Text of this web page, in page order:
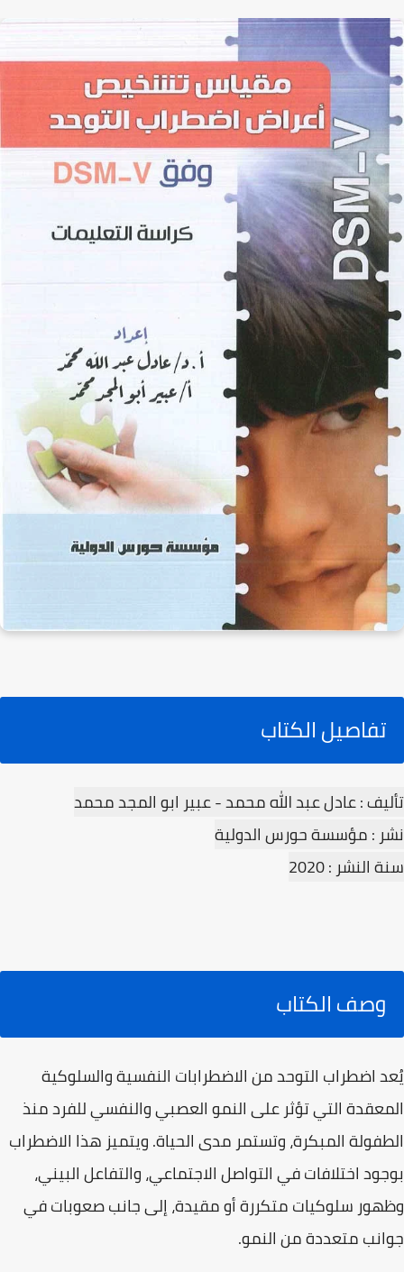
تفاصيل الكتاب
تأليف : عادل عبد الله محمد - عبير ابو المجد محمد
نشر : مؤسسة حورس الدولية
سنة النشر : 2020
وصف الكتاب
يُعد اضطراب التوحد من الاضطرابات النفسية والسلوكية
المعقدة التي تؤثر على النمو العصبي والنفسي للفرد منذ
الطفولة المبكرة، وتستمر مدى الحياة. ويتميز هذا الاضطراب
بوجود اختلافات في التواصل الاجتماعي، والتفاعل البيني،
وظهور سلوكيات متكررة أو مقيدة، إلى جانب صعوبات في
جوانب متعددة من النمو.